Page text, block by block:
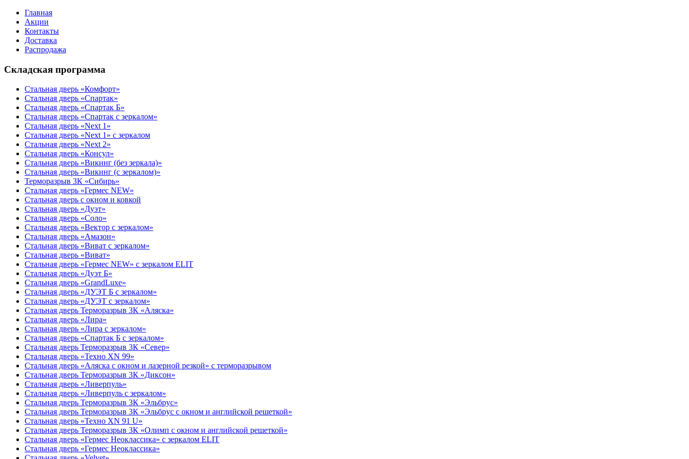
Главная
Акции
Контакты
Доставка
Распродажа
Складская программа
Стальная дверь «Комфорт»
Стальная дверь «Спартак»
Стальная дверь «Спартак Б»
Стальная дверь «Спартак с зеркалом»
Стальная дверь «Next 1»
Стальная дверь «Next 1» с зеркалом
Стальная дверь «Next 2»
Стальная дверь «Консул»
Стальная дверь «Викинг (без зеркала)»
Стальная дверь «Викинг (с зеркалом)»
Терморазрыв 3К «Сибирь»
Стальная дверь «Гермес NEW»
Стальная дверь с окном и ковкой
Стальная дверь «Дуэт»
Стальная дверь «Соло»
Стальная дверь «Вектор с зеркалом»
Стальная дверь «Амазон»
Стальная дверь «Виват с зеркалом»
Стальная дверь «Виват»
Стальная дверь «Гермес NEW» с зеркалом ELIT
Стальная дверь «Дуэт Б»
Стальная дверь «GrandLuxe»
Стальная дверь «ДУЭТ Б с зеркалом»
Стальная дверь «ДУЭТ с зеркалом»
Стальная дверь Терморазрыв 3К «Аляска»
Стальная дверь «Лира»
Стальная дверь «Лира с зеркалом»
Стальная дверь «Спартак Б с зеркалом»
Стальная дверь Терморазрыв 3К «Север»
Стальная дверь «Техно XN 99»
Стальная дверь «Аляска с окном и лазерной резкой» с терморазрывом
Стальная дверь Терморазрыв 3К «Диксон»
Стальная дверь «Ливерпуль»
Стальная дверь «Ливерпуль с зеркалом»
Стальная дверь Терморазрыв 3К «Эльбрус»
Стальная дверь Терморазрыв 3К «Эльбрус с окном и английской решеткой»
Стальная дверь «Техно XN 91 U»
Стальная дверь Терморазрыв 3К «Олимп с окном и английской решеткой»
Стальная дверь «Гермес Неоклассика» с зеркалом ELIT
Стальная дверь «Гермес Неоклассика»